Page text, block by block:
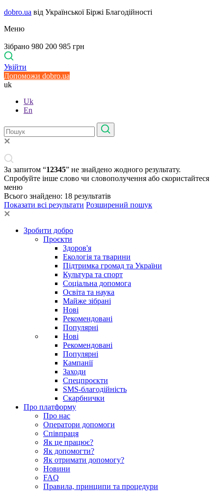
dobro.ua від Української Біржі Благодійності
Меню
Зібрано 980 200 985 грн
Увійти
Допоможи dobro.ua
uk
Uk
En
За запитом “12345” не знайдено жодного результату.
Спробуйте інше слово чи словополучення або скористайтеся
меню
Всього знайдено: 18 результатів
Показати всі результати Розширений пошук
Зробити добро
Проєкти
Здоров'я
Екологія та тварини
Підтримка громад та України
Культура та спорт
Соціальна допомога
Освіта та наука
Майже зібрані
Нові
Рекомендовані
Популярні
Нові
Рекомендовані
Популярні
Кампанії
Заходи
Спецпроєкти
SMS-благодійність
Скарбнички
Про платформу
Про нас
Оператори допомоги
Співпраця
Як це працює?
Як допомогти?
Як отримати допомогу?
Новини
FAQ
Правила, принципи та процедури